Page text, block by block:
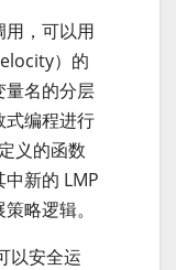
，可以用
）的
量名的分层
式编程进行
义的函数
新的 LMP
略逻辑。
以安全运